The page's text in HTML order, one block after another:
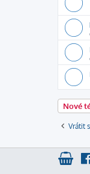
Nové
Vrátit